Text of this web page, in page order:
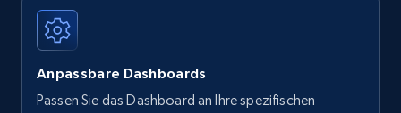
Anpassbare Dashboards
Passen Sie das Dashboard an Ihre spezifischen